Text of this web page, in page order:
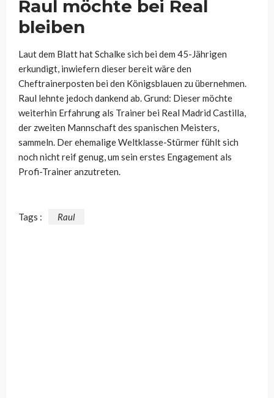
Raul möchte bei Real
bleiben
Laut dem Blatt hat Schalke sich bei dem 45-Jährigen
erkundigt, inwiefern dieser bereit wäre den
Cheftrainerposten bei den Königsblauen zu übernehmen.
Raul lehnte jedoch dankend ab. Grund: Dieser möchte
weiterhin Erfahrung als Trainer bei Real Madrid Castilla,
der zweiten Mannschaft des spanischen Meisters,
sammeln. Der ehemalige Weltklasse-Stürmer fühlt sich
noch nicht reif genug, um sein erstes Engagement als
Profi-Trainer anzutreten.
Tags : Raul